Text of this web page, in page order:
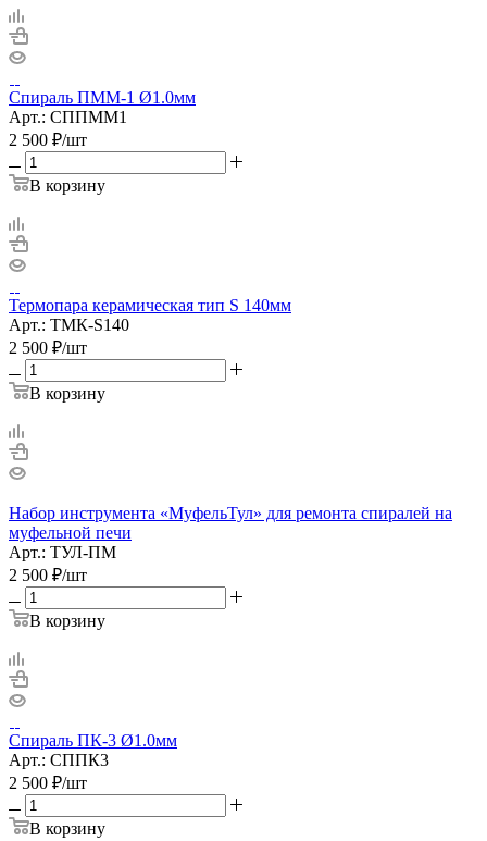
Спираль ПММ-1 Ø1.0мм
Арт.: СППММ1
2 500 ₽/шт
В корзину
Термопара керамическая тип S 140мм
Арт.: ТМК-S140
2 500 ₽/шт
В корзину
Набор инструмента «МуфельТул» для ремонта спиралей на
муфельной печи
Арт.: ТУЛ-ПМ
2 500 ₽/шт
В корзину
Спираль ПК-3 Ø1.0мм
Арт.: СППК3
2 500 ₽/шт
В корзину